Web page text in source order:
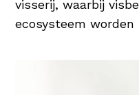
visserij, waarbij
ecosysteem worden